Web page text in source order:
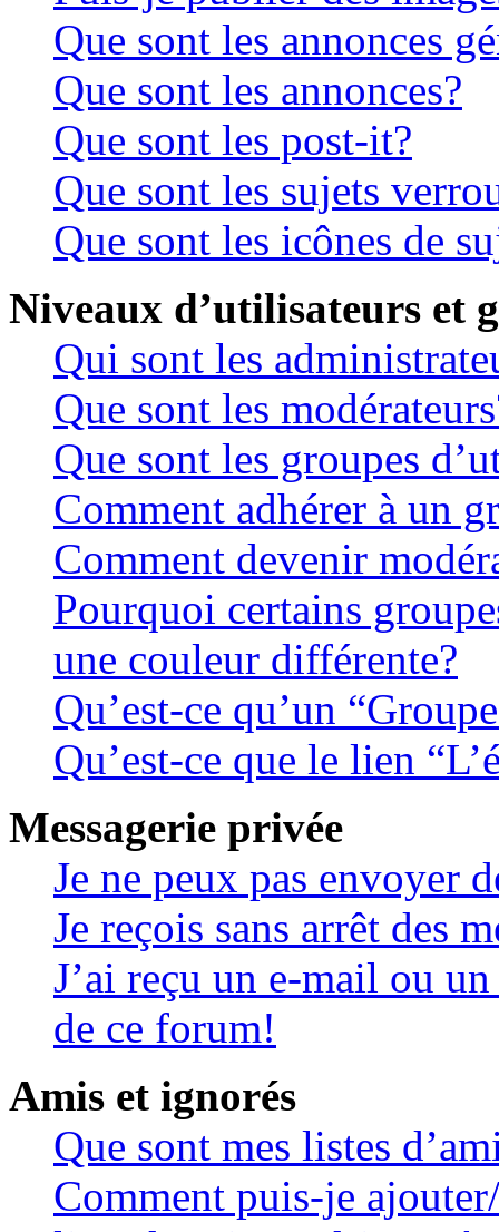
Que sont les annonces
Que sont les annonces?
Que sont les post-it?
Que sont les sujets
Que sont les icônes de
Niveaux d’utilisateurs et
Qui sont les
Que sont les
Que sont les groupes
Comment adhérer à un
Comment devenir
Pourquoi certains
une couleur différente?
Qu’est-ce qu’un
Qu’est-ce que le lien
Messagerie privée
Je ne peux pas envoyer
Je reçois sans arrêt des
J’ai reçu un e-mail ou
de ce forum!
Amis et ignorés
Que sont mes listes
Comment puis-je